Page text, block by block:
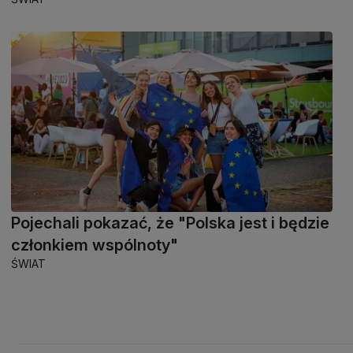
Pojechali pokazać, że "Polska jest i będzie
członkiem wspólnoty"
ŚWIAT